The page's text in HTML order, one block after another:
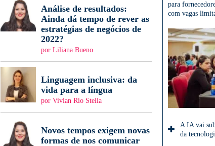
Análise de resultados:
Ainda dá tempo de rever as
estratégias de negócios de
2022?
por Liliana Bueno
Linguagem inclusiva: da
vida para a língua
por Vivian Rio Stella
Novos tempos exigem novas
formas de nos comunicar
para
com vagas
A IA vai
da